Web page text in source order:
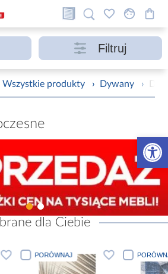
Otwórz
Filtruj
Wszystkie produkty › Dywany ›
dla Ciebie
PORÓWNAJ